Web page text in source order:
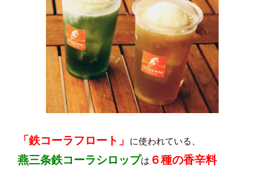
「鉄コーラフロート」 に使われている、
燕三条鉄コーラシロップは ６種の香辛料